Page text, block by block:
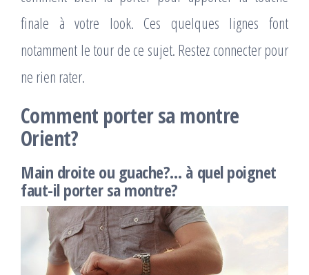
finale à votre look. Ces quelques lignes font
notamment le tour de ce sujet. Restez connecter pour
ne rien rater.
Comment porter sa montre
Orient?
Main droite ou guache?… à quel poignet
faut-il porter sa montre?